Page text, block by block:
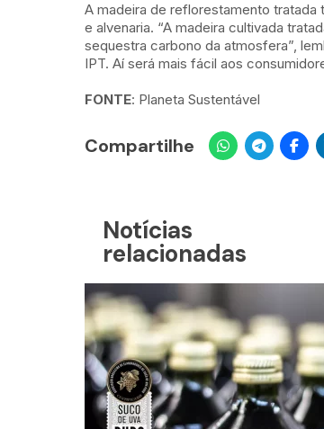
A madeira de reflorestamento
e alvenaria. “A madeira cultivada
sequestra carbono da atmosfera”,
IPT. Aí será mais fácil aos
FONTE: Planeta Sustentável
Compartilhe
Notícias
relacionadas